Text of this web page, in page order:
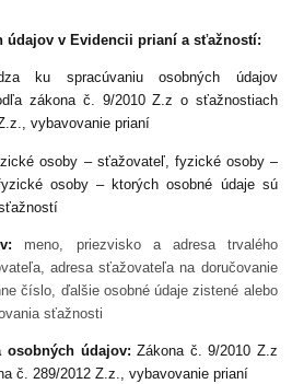
údajov v Evidencii prianí a sťažností:
ku spracúvaniu osobných údajov
zákona č. 9/2010 Z.z o sťažnostiach
vybavovanie prianí
osoby – sťažovateľ, fyzické osoby –
osoby – ktorých osobné údaje sú
meno, priezvisko a adresa trvalého
adresa sťažovateľa na doručovanie
číslo, ďalšie osobné údaje zistené alebo
sťažnosti
osobných údajov:Zákona č. 9/2010 Z.z
č. 289/2012 Z.z., vybavovanie prianí